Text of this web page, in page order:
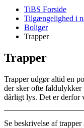
TiBS Forside
Tilgængelighed i
Boliger
Trapper
Trapper
Trapper udgør altid en
der sker ofte faldulykker
dårligt lys. Det er derfor
Se beskrivelse af trapper